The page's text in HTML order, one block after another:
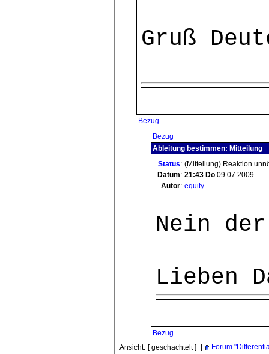
Gruß
Bezug
Bezug
Ableitung bestimmen: Mitteilung
Status: (Mitteilung) Reaktion
Datum: 21:43 Do 09.07.2009
Autor: equity
Nein
Lieben
Bezug
Ansicht: [ geschachtelt ] Forum